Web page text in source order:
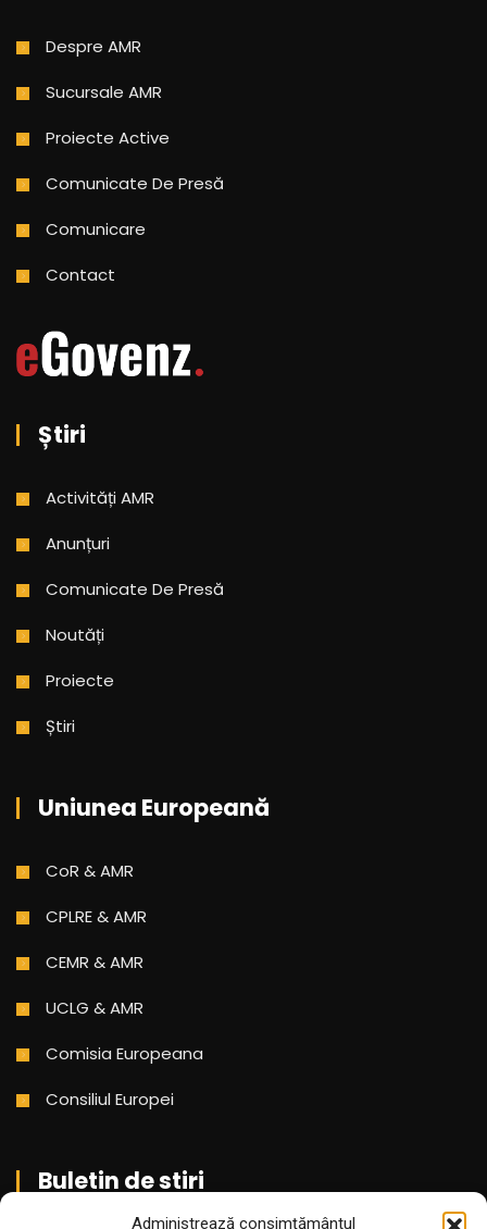
Administrează consimțământul
Despre AMR
Sucursale AMR
Proiecte Active
Comunicate De Presă
Comunicare
Contact
Știri
Activități AMR
Anunțuri
Comunicate De Presă
Noutăți
Proiecte
Știri
Uniunea Europeană
CoR & AMR
CPLRE & AMR
CEMR & AMR
UCLG & AMR
Comisia Europeana
Consiliul Europei
Buletin de stiri